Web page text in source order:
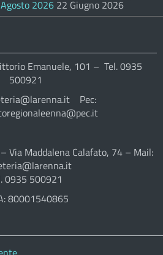
2026 22 Giugno 2026
Emanuele, 101 – Tel. 0935
500921
Pec:
– Via Maddalena Calafato, 74 – Mail:
0935 500921
80001540865